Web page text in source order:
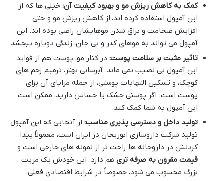
کمک به کاهش ریزش مو و بهبود کیفیت آن: خیلی ها که از
این آمپول استفاده کرده اند، از کاهش ریزش مو و حتی
افزایش ضخامت و براق شدن موهایشان راضی بوده اند. این
آمپول می تواند به موهای کدر و بی جان، زندگی دوباره ببخشد.
تاثیر مثبت بر سلامت پوست: در کنار مو، پوست هم از فواید
این آمپول بی نصیب نمی ماند. آبرسانی بهتر، ترمیم زخم های
کوچک، و تسکین التهابات پوستی، از جمله مزایای آن برای
پوست است. اگر پوستی خشک یا حساس دارید، ممکن است
این آمپول به شما کمک کند.
تولید داخل و دسترسی پذیری مناسب: از آنجایی که این آمپول
تولید شرکت داروسازی ابوریحان در ایران است، معمولاً پیدا
کردنش در داروخانه ها راحت تر از نمونه های خارجی است و
قیمت مقرون به صرفه تری هم دارد. این خودش یک مزیت
بزرگ محسوب می شود، خصوصاً در شرایط اقتصادی فعلی.